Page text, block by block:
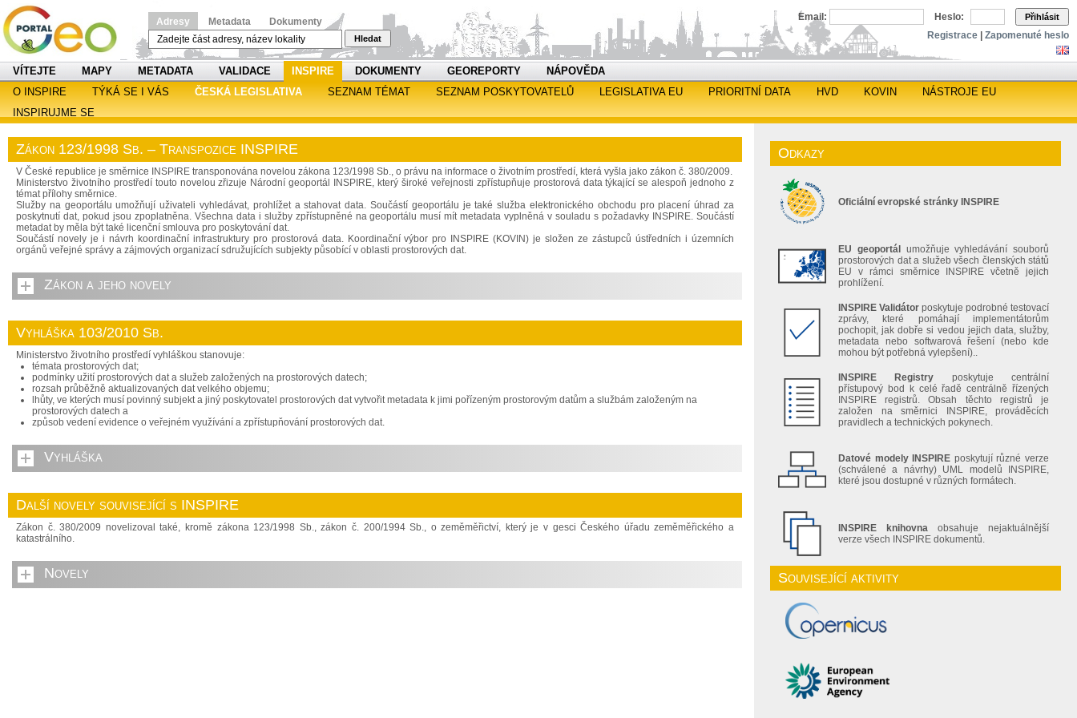
Adresy Metadata Dokumenty
Hledat
Email: Heslo: Přihlásit
Registrace Zapomenuté heslo
VÍTEJTE MAPY METADATA VALIDACE INSPIRE DOKUMENTY GEOREPORTY
NÁPOVĚDA
O INSPIRE
TÝKÁ SE I VÁS ČESKÁ LEGISLATIVA SEZNAM TÉMAT SEZNAM POSKYTOVATELŮ LEGISLATIVA EU PRIORITNÍ DATA HVD KOVIN
NÁSTROJE EU
INSPIRUJME SE
Zákon 123/1998 Sb. – Transpozice INSPIRE
V České republice je směrnice INSPIRE transponována novelou zákona 123/1998 Sb., o právu na informace o životním prostředí, která vyšla jako zákon č. 380/2009.
Ministerstvo životního prostředí touto novelou zřizuje Národní geoportál INSPIRE, který široké veřejnosti zpřístupňuje prostorová data týkající se alespoň jednoho z
témat přílohy směrnice.
Služby na geoportálu umožňují uživateli vyhledávat, prohlížet a stahovat data. Součástí geoportálu je také služba elektronického obchodu pro placení úhrad za
poskytnutí dat, pokud jsou zpoplatněna. Všechna data i služby zpřístupněné na geoportálu musí mít metadata vyplněná v souladu s požadavky INSPIRE. Součástí
metadat by měla být také licenční smlouva pro poskytování dat.
Součástí novely je i návrh koordinační infrastruktury pro prostorová data. Koordinační výbor pro INSPIRE (KOVIN) je složen ze zástupců ústředních i územních
orgánů veřejné správy a zájmových organizací sdružujících subjekty působící v oblasti prostorových dat.
Zákon a jeho novely
Vyhláška 103/2010 Sb.
Ministerstvo životního prostředí vyhláškou stanovuje:
témata prostorových dat;
podmínky užití prostorových dat a služeb založených na prostorových datech;
rozsah průběžně aktualizovaných dat velkého objemu;
lhůty, ve kterých musí povinný subjekt a jiný poskytovatel prostorových dat vytvořit metadata k jimi pořízeným prostorovým datům a službám založeným na
prostorových datech a
způsob vedení evidence o veřejném využívání a zpřístupňování prostorových dat.
Vyhláška
Další novely související s INSPIRE
Zákon č. 380/2009 novelizoval také, kromě zákona 123/1998 Sb., zákon č. 200/1994 Sb., o zeměměřictví, který je v gesci Českého úřadu zeměměřického a
katastrálního.
Novely
Odkazy
Oficiální evropské stránky INSPIRE
EU geoportál
umožňuje vyhledávání souborů
prostorových dat a služeb všech členských států
EU v rámci směrnice INSPIRE včetně jejich
prohlížení.
INSPIRE Validátor poskytuje podrobné testovací
zprávy, které pomáhají implementátorům
pochopit, jak dobře si vedou jejich data, služby,
metadata nebo softwarová řešení (nebo kde
mohou být potřebná vylepšení)..
INSPIRE Registry poskytuje centrální
přístupový bod k celé řadě centrálně řízených
INSPIRE registrů. Obsah těchto registrů je
založen na směrnici INSPIRE, prováděcích
pravidlech a technických pokynech.
Datové modely INSPIRE poskytují různé verze
(schválené a návrhy) UML modelů INSPIRE,
které jsou dostupné v různých formátech.
INSPIRE knihovna obsahuje nejaktuálnější
verze všech INSPIRE dokumentů.
Související aktivity